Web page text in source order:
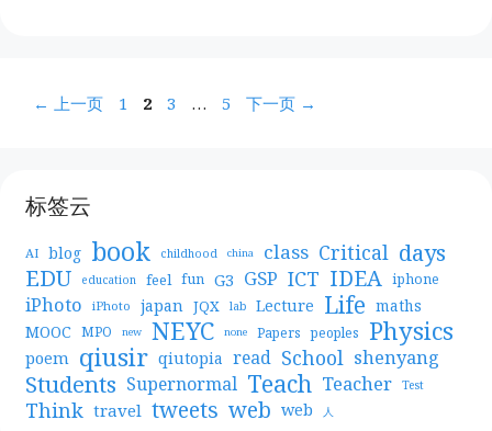
← 上一页
页
1
页
2
页
3 …
页
5 下一页 →
标签云
AI blog book childhood china class Critical days
EDU education feel fun G3 GSP ICT IDEA iphone
iPhoto iPhoto japan JQX lab Lecture Life maths
MOOC MPO new NEYC none Papers peoples Physics
poem qiusir qiutopia read School shenyang
Students Supernormal Teach Teacher Test
Think travel tweets web web 人